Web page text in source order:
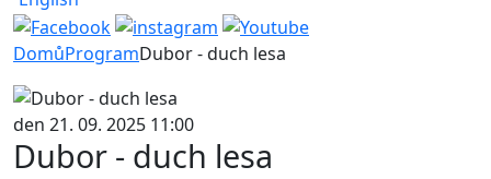
DomůProgramDubor - duch lesa
den 21. 09. 2025 11:00
Dubor - duch lesa